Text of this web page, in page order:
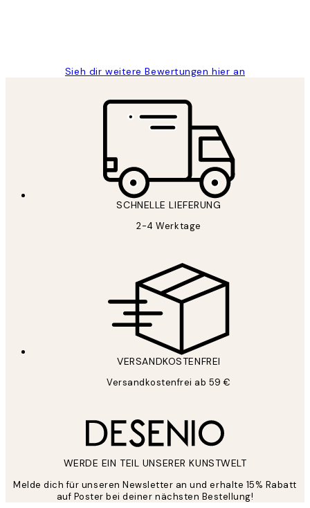
Sieh dir weitere Bewertungen hier an
SCHNELLE LIEFERUNG
2-4 Werktage
VERSANDKOSTENFREI
Versandkostenfrei ab 59 €
WERDE EIN TEIL UNSERER KUNSTWELT
Melde dich für unseren Newsletter an und erhalte 15% Rabatt
auf Poster bei deiner nächsten Bestellung!